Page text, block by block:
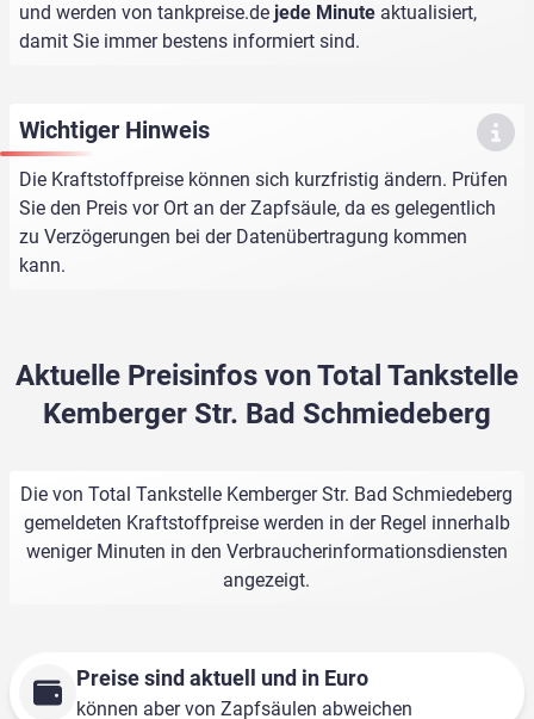
und werden von tankpreise.de jede Minute aktualisiert,
damit Sie immer bestens informiert sind.
Wichtiger Hinweis
Die Kraftstoffpreise können sich kurzfristig ändern. Prüfen
Sie den Preis vor Ort an der Zapfsäule, da es gelegentlich
zu Verzögerungen bei der Datenübertragung kommen
kann.
Aktuelle Preisinfos von Total Tankstelle
Kemberger Str. Bad Schmiedeberg
Die von Total Tankstelle Kemberger Str. Bad Schmiedeberg
gemeldeten Kraftstoffpreise werden in der Regel innerhalb
weniger Minuten in den Verbraucherinformationsdiensten
angezeigt.
Preise sind aktuell und in Euro
können aber von Zapfsäulen abweichen